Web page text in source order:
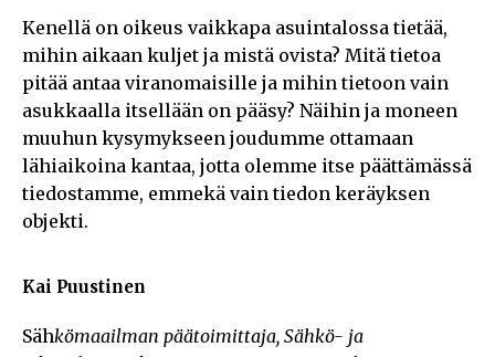
Kenellä on oikeus vaikkapa asuintalossa tietää,
mihin aikaan kuljet ja mistä ovista? Mitä tietoa
pitää antaa viranomaisille ja mihin tietoon vain
asukkaalla itsellään on pääsy? Näihin ja moneen
muuhun kysymykseen joudumme ottamaan
lähiaikoina kantaa, jotta olemme itse päättämässä
tiedostamme, emmekä vain tiedon keräyksen
objekti.
Kai Puustinen
Sähkömaailman päätoimittaja, Sähkö- ja